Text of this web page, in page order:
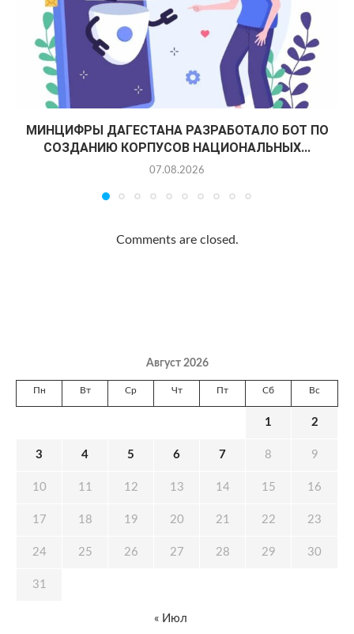
МИНЦИФРЫ ДАГЕСТАНА РАЗРАБОТАЛО БОТ ПО
СОЗДАНИЮ КОРПУСОВ НАЦИОНАЛЬНЫХ...
07.08.2026
Comments are closed.
Август 2026
Пн Вт Ср Чт Пт Сб Вс
1 2
3 4 5 6 7 8 9
10 11 12 13 14 15 16
17 18 19 20 21 22 23
24 25 26 27 28 29 30
31
« Июл